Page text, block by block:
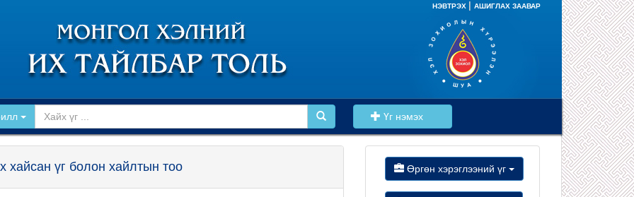
НЭВТРЭХ АШИГЛАХ ЗААВАР
Үг нэмэх
хайсан үг болон хайлтын тоо Өргөн хэрэглээний үг